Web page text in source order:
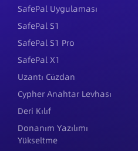
SafePal Uygulaması
SafePal S1
SafePal S1 Pro
SafePal X1
Uzantı Cüzdan
Cypher Anahtar Levhası
Deri Kılıf
Donanım Yazılımı
Yükseltme